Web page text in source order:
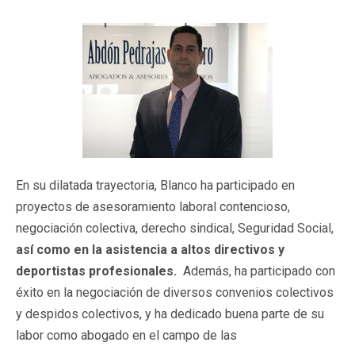
En su dilatada trayectoria, Blanco ha participado en
proyectos de asesoramiento laboral contencioso,
negociación colectiva, derecho sindical, Seguridad Social,
así como en la asistencia a altos directivos y
deportistas profesionales. Además, ha participado con
éxito en la negociación de diversos convenios colectivos
y despidos colectivos, y ha dedicado buena parte de su
labor como abogado en el campo de las